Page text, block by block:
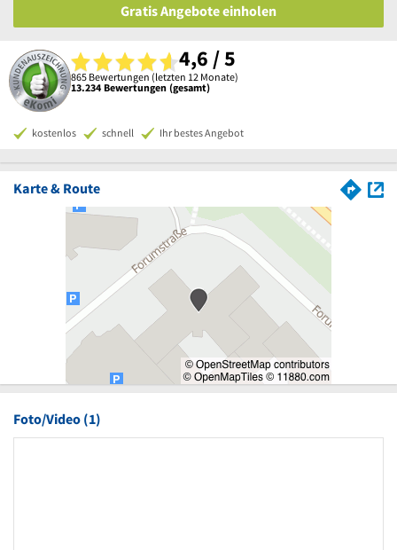
Gratis Angebote einholen
4,6 / 5
865 Bewertungen (letzten 12 Monate)
13.234 Bewertungen (gesamt)
kostenlos schnell Ihr bestes Angebot
Karte & Route
Foto/Video (1)